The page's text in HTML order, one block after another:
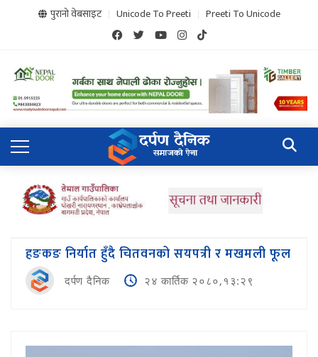
पुरानो वेबसाइट Unicode To Preeti Preeti To Unicode
हङकङ निर्यात हुँदै चितवनको सयपत्री र मखमली फूल
दर्पण दैनिक २४ कार्तिक २०८०,१३:२९